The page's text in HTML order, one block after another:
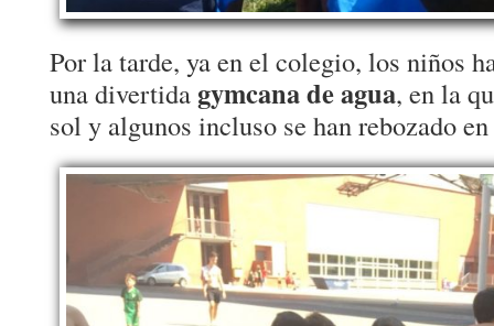
Por la tarde, ya en el colegio, los niños
una divertida gymcana de agua, en la
sol y algunos incluso se han rebozado